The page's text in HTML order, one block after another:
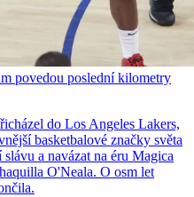
povedou poslední kilometry
do Los Angeles Lakers,
basketbalové značky světa
a navázat na éru Magica
O'Neala. O osm let